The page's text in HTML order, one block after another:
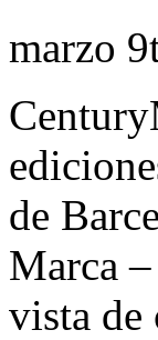
marzo
de
Marca
vista de